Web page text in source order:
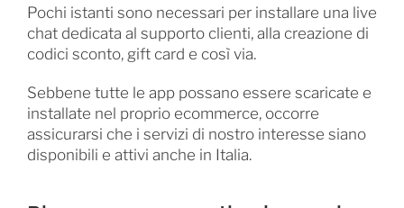
Pochi istanti sono necessari per installare una live
chat dedicata al supporto clienti, alla creazione di
codici sconto, gift card e così via.
Sebbene tutte le app possano essere scaricate e
installate nel proprio ecommerce, occorre
assicurarsi che i servizi di nostro interesse siano
disponibili e attivi anche in Italia.